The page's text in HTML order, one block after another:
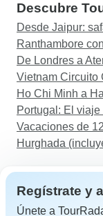
Descubre
Desde Jaipur:
Ranthambore
De Londres a
Vietnam Circuito
Ho Chi Minh a
Portugal: El
Vacaciones de
Hurghada
Regístrate y
Únete a